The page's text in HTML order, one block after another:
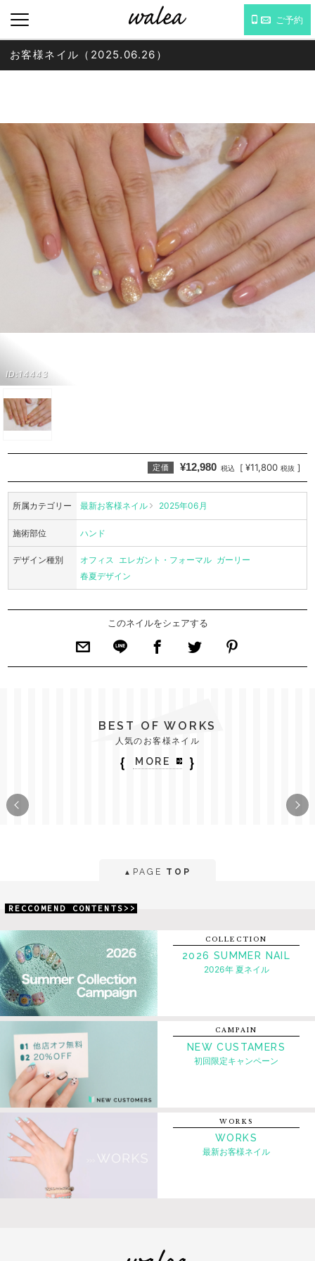
ご予約
ID:14443
お客様ネイル（2025.06.26）
定価 ¥12,980 税込 [ ¥11,800 税抜 ]
所属カテゴリー 最新お客様ネイル 2025年06月
施術部位 ハンド
デザイン種別 オフィス エレガント・フォーマル ガーリー
春夏デザイン
このネイルをシェアする
BEST OF WORKS
人気のお客様ネイル
｛ MORE ｝
▲ PAGE TOP
RECCOMEND CONTENTS>>
COLLECTION
2026 SUMMER NAIL
2026年 夏ネイル
CAMPAIN
NEW CUSTAMERS
初回限定キャンペーン
WORKS
WORKS
最新お客様ネイル